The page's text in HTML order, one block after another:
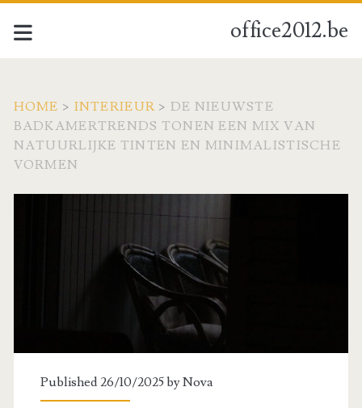
office2012.be
HOME > INTERIEUR > DE NIEUWSTE
BADKAMERTRENDS TONEN EEN MIX VAN
NATUURLIJKE TINTEN EN MINIMALISTISCHE
VORMEN
Published 26/10/2025 byNova